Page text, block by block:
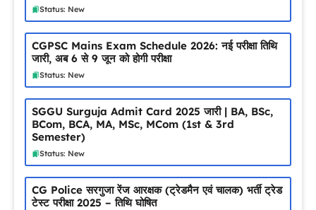
Status: New
CGPSC Mains Exam Schedule 2026: नई परीक्षा तिथि
जारी, अब 6 से 9 जून को होगी परीक्षा
Status: New
SGGU Surguja Admit Card 2025 जारी | BA, BSc,
BCom, BCA, MA, MSc, MCom (1st & 3rd
Semester)
Status: New
CG Police सरगुजा रेंज आरक्षक (ट्रेडमैन एवं चालक) भर्ती ट्रेड
टेस्ट परीक्षा 2025 – तिथि घोषित